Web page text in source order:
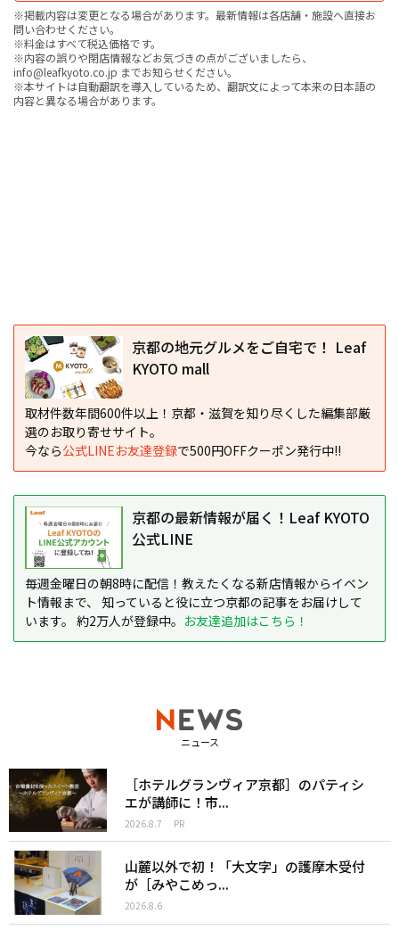
※掲載内容は変更となる場合があります。最新情報は各店舗・施設へ直接お
問い合わせください。
※料金はすべて税込価格です。
※内容の誤りや閉店情報などお気づきの点がございましたら、
info@leafkyoto.co.jp までお知らせください。
※本サイトは自動翻訳を導入しているため、翻訳文によって本来の日本語の
内容と異なる場合があります。
京都の地元グルメをご自宅で！ Leaf
KYOTO mall
取材件数年間600件以上！京都・滋賀を知り尽くした編集部厳
選のお取り寄せサイト。
今なら公式LINEお友達登録で500円OFFクーポン発行中!!
京都の最新情報が届く！Leaf KYOTO
公式LINE
毎週金曜日の朝8時に配信！教えたくなる新店情報からイベン
ト情報まで、 知っていると役に立つ京都の記事をお届けして
います。 約2万人が登録中。 お友達追加はこちら！
ニュース
［ホテルグランヴィア京都］のパティシ
エが講師に！市...
2026.8.7 PR
山麓以外で初！「大文字」の護摩木受付
が［みやこめっ...
2026.8.6